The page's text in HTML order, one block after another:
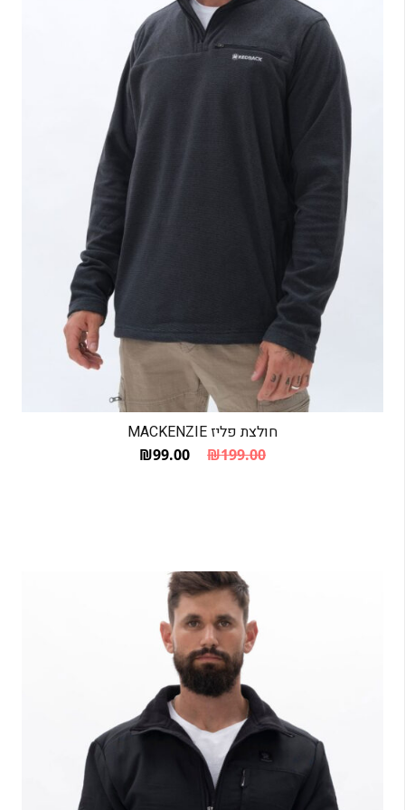
חולצת פליז MACKENZIE
₪199.00 המחיר המקורי היה: ₪199.00.
₪99.00
המחיר הנוכחי הוא: ₪99.00.